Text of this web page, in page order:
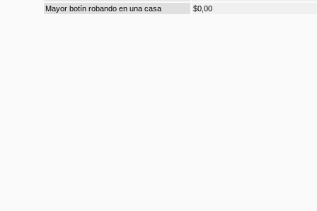
Mayor botín robando en una casa
$0,00